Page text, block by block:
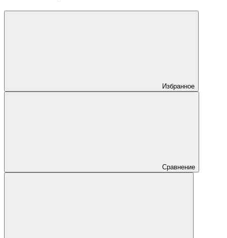
Избранное
Сравнение